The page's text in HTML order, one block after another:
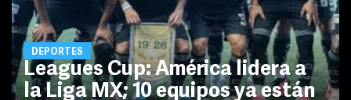
DEPORTES
Leagues Cup: América lidera a
la Liga MX; 10 equipos ya están